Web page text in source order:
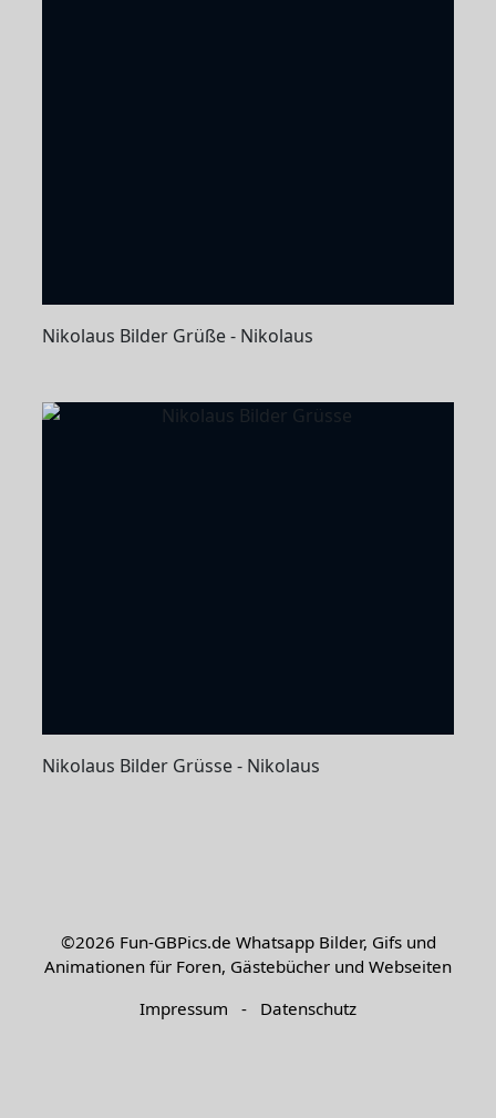
Nikolaus Bilder Grüße - Nikolaus
Nikolaus Bilder Grüsse - Nikolaus
©2026 Fun-GBPics.de Whatsapp Bilder, Gifs und
Animationen für Foren, Gästebücher und Webseiten
Impressum - Datenschutz